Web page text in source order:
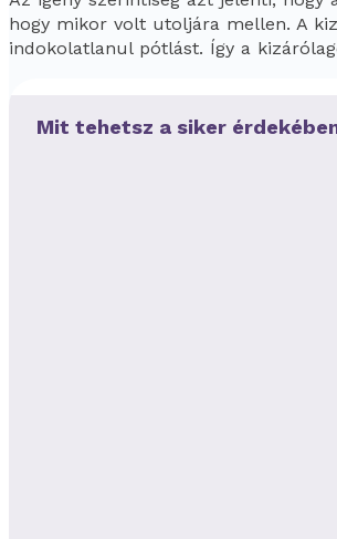
hogy mikor volt utoljára mellen. A
indokolatlanul pótlást. Így a
Mit tehetsz a siker